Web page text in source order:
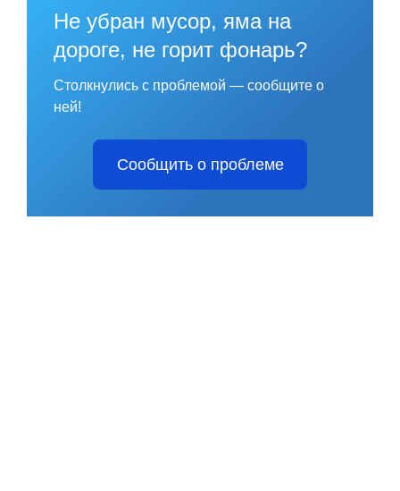
Не убран мусор, яма на
дороге, не горит фонарь?
Столкнулись с проблемой — сообщите о
ней!
Сообщить о проблеме